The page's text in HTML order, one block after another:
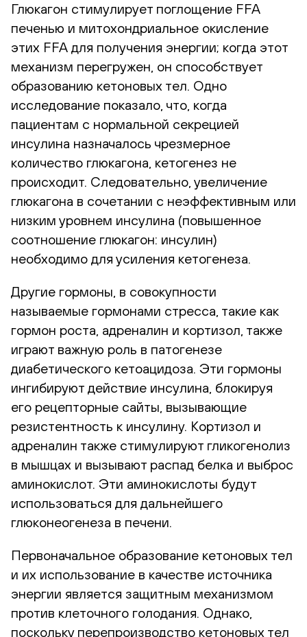
Глюкагон стимулирует поглощение FFA
печенью и митохондриальное окисление
этих FFA для получения энергии; когда этот
механизм перегружен, он способствует
образованию кетоновых тел. Одно
исследование показало, что, когда
пациентам с нормальной секрецией
инсулина назначалось чрезмерное
количество глюкагона, кетогенез не
происходит. Следовательно, увеличение
глюкагона в сочетании с неэффективным или
низким уровнем инсулина (повышенное
соотношение глюкагон: инсулин)
необходимо для усиления кетогенеза.
Другие гормоны, в совокупности
называемые гормонами стресса, такие как
гормон роста, адреналин и кортизол, также
играют важную роль в патогенезе
диабетического кетоацидоза. Эти гормоны
ингибируют действие инсулина, блокируя
его рецепторные сайты, вызывающие
резистентность к инсулину. Кортизол и
адреналин также стимулируют гликогенолиз
в мышцах и вызывают распад белка и выброс
аминокислот. Эти аминокислоты будут
использоваться для дальнейшего
глюконеогенеза в печени.
Первоначальное образование кетоновых тел
и их использование в качестве источника
энергии является защитным механизмом
против клеточного голодания. Однако,
поскольку перепроизводство кетоновых тел